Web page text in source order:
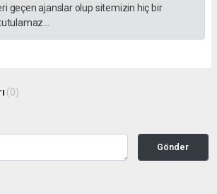
geçen ajanslar olup sitemizin hiç bir
(0)
Gönder